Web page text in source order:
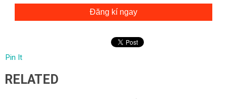
Đăng kí ngay
Pin It
RELATED